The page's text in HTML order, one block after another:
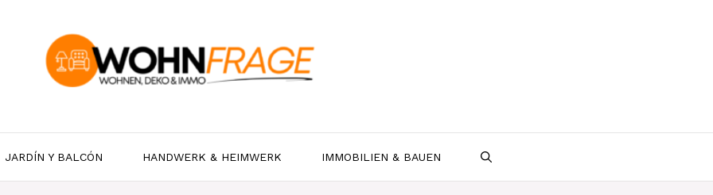
JARDÍN Y BALCÓN HANDWERK & HEIMWERK IMMOBILIEN & BAUEN